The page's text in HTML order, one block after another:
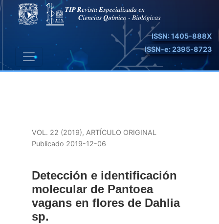
ISSN: 1405-888X
ISSN-e: 2395-8723
VOL. 22 (2019), ARTÍCULO ORIGINAL
Detección e identificación
molecular de Pantoea
vagans en flores de Dahlia
sp.
Publicado 2019-12-06